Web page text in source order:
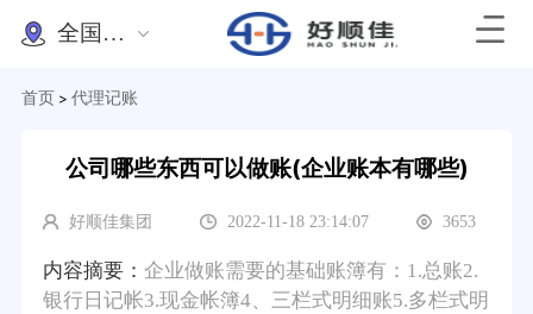
全国办理
首页 > 代理记账
公司哪些东西可以做账(企业账本有哪些)
好顺佳集团 2022-11-18 23:14:07 3653
内容摘要： 企业做账需要的基础账簿有：1.总账2.
银行日记帐3.现金帐簿4、三栏式明细账5.多栏式明